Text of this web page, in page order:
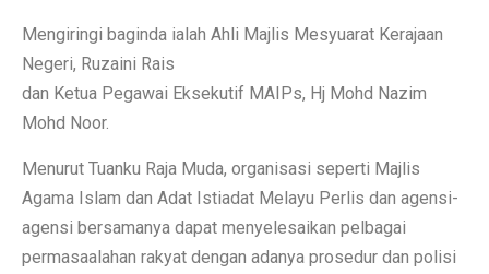
Mengiringi baginda ialah Ahli Majlis Mesyuarat Kerajaan
Negeri, Ruzaini Rais
dan Ketua Pegawai Eksekutif MAIPs, Hj Mohd Nazim
Mohd Noor.
Menurut Tuanku Raja Muda, organisasi seperti Majlis
Agama Islam dan Adat Istiadat Melayu Perlis dan agensi-
agensi bersamanya dapat menyelesaikan pelbagai
permasaalahan rakyat dengan adanya prosedur dan polisi